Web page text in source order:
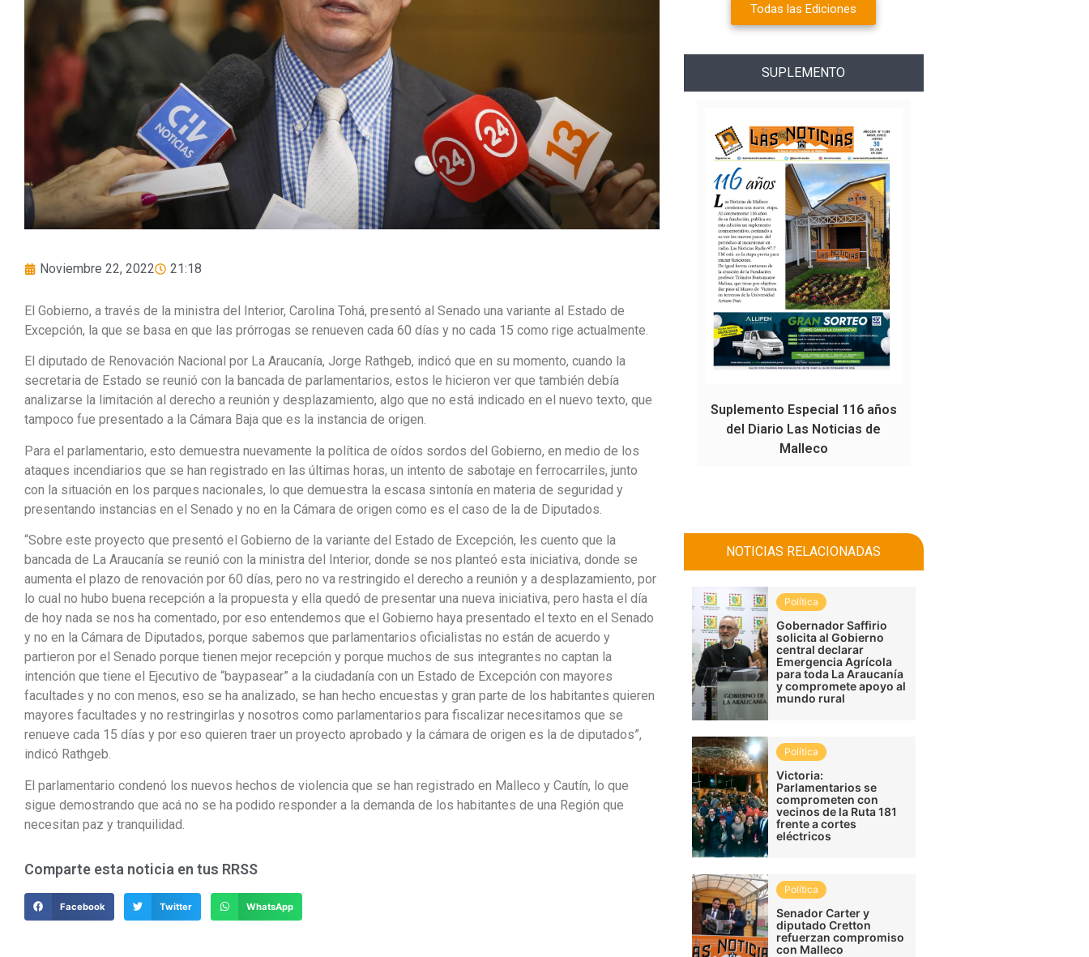
Noviembre 22, 2022 21:18
El Gobierno, a través de la ministra del Interior, Carolina Tohá, presentó al Senado una variante al Estado de
Excepción, la que se basa en que las prórrogas se renueven cada 60 días y no cada 15 como rige actualmente.
El diputado de Renovación Nacional por La Araucanía, Jorge Rathgeb, indicó que en su momento, cuando la
secretaria de Estado se reunió con la bancada de parlamentarios, estos le hicieron ver que también debía
analizarse la limitación al derecho a reunión y desplazamiento, algo que no está indicado en el nuevo texto, que
tampoco fue presentado a la Cámara Baja que es la instancia de origen.
Para el parlamentario, esto demuestra nuevamente la política de oídos sordos del Gobierno, en medio de los
ataques incendiarios que se han registrado en las últimas horas, un intento de sabotaje en ferrocarriles, junto
con la situación en los parques nacionales, lo que demuestra la escasa sintonía en materia de seguridad y
presentando instancias en el Senado y no en la Cámara de origen como es el caso de la de Diputados.
“Sobre este proyecto que presentó el Gobierno de la variante del Estado de Excepción, les cuento que la
bancada de La Araucanía se reunió con la ministra del Interior, donde se nos planteó esta iniciativa, donde se
aumenta el plazo de renovación por 60 días, pero no va restringido el derecho a reunión y a desplazamiento, por
lo cual no hubo buena recepción a la propuesta y ella quedó de presentar una nueva iniciativa, pero hasta el día
de hoy nada se nos ha comentado, por eso entendemos que el Gobierno haya presentado el texto en el Senado
y no en la Cámara de Diputados, porque sabemos que parlamentarios oficialistas no están de acuerdo y
partieron por el Senado porque tienen mejor recepción y porque muchos de sus integrantes no captan la
intención que tiene el Ejecutivo de “baypasear” a la ciudadanía con un Estado de Excepción con mayores
facultades y no con menos, eso se ha analizado, se han hecho encuestas y gran parte de los habitantes quieren
mayores facultades y no restringirlas y nosotros como parlamentarios para fiscalizar necesitamos que se
renueve cada 15 días y por eso quieren traer un proyecto aprobado y la cámara de origen es la de diputados”,
indicó Rathgeb.
El parlamentario condenó los nuevos hechos de violencia que se han registrado en Malleco y Cautín, lo que
sigue demostrando que acá no se ha podido responder a la demanda de los habitantes de una Región que
necesitan paz y tranquilidad.
Comparte esta noticia en tus RRSS
Facebook Twitter WhatsApp
Todas las Ediciones
SUPLEMENTO
Suplemento Especial 116 años
del Diario Las Noticias de
Malleco
NOTICIAS RELACIONADAS
Política
Gobernador Saffirio
solicita al Gobierno
central declarar
Emergencia Agrícola
para toda La Araucanía
y compromete apoyo al
mundo rural
Política
Victoria:
Parlamentarios se
comprometen con
vecinos de la Ruta 181
frente a cortes
eléctricos
Política
Senador Carter y
diputado Cretton
refuerzan compromiso
con Malleco